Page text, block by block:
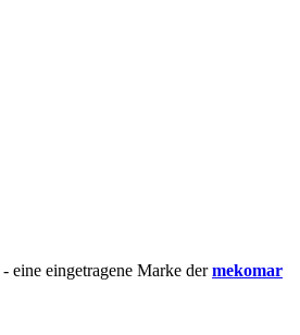
- eine eingetragene Marke dermekomar